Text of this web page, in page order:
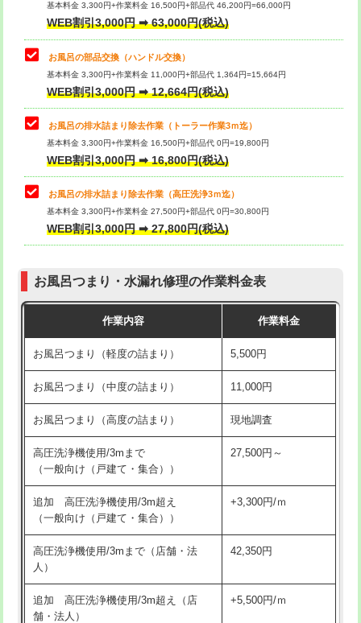
止水・漏水調査・防水処理・清掃・修
理・調整・分解・加工など（重作業）
33,000円
トイレタンク脱着
トイレ便器脱着
タンクレストイレ脱着 33,000円
小便器トイレ脱着
その他部品の脱着 8,800円～
交換・取付（タンク）
交換・取付（普通便座） 11,000円+材料費
交換・取付（温水洗浄便座） 16,500円+材料費
交換・取付(単水栓（壁付・デッキ
式）)
13,200円+材料費
交換・取付(混合水栓（壁付・デッキ
式・ワンホール）)
16,500円+材料費
交換・取付(排水栓・排水トラップ
（P/S/ポップアップ））
22,000円+材料費
交換・取付（その他部品） 11,000円+材料費
持込商品取付（単水栓） 13,200円
持込商品取付（混合水栓）
持込商品取付（浄水器・分岐水栓） 16,500円
基本料金 3,300円+作業料金 16,500円+部品代 46,200円=66,000円
WEB割引3,000円 ➡ 63,000円(税込)
お風呂の部品交換（ハンドル交換）
基本料金 3,300円+作業料金 11,000円+部品代 1,364円=15,664円
WEB割引3,000円 ➡ 12,664円(税込)
お風呂の排水詰まり除去作業（トーラー作業3ｍ迄）
基本料金 3,300円+作業料金 16,500円+部品代 0円=19,800円
WEB割引3,000円 ➡ 16,800円(税込)
お風呂の排水詰まり除去作業（高圧洗浄3ｍ迄）
基本料金 3,300円+作業料金 27,500円+部品代 0円=30,800円
WEB割引3,000円 ➡ 27,800円(税込)
お風呂つまり・水漏れ修理の作業料金表
作業内容 作業料金
お風呂つまり（軽度の詰まり） 5,500円
お風呂つまり（中度の詰まり） 11,000円
お風呂つまり（高度の詰まり） 現地調査
高圧洗浄機使用/3mまで
（一般向け（戸建て・集合））
27,500円～
追加 高圧洗浄機使用/3m超え
（一般向け（戸建て・集合））
+3,300円/ｍ
高圧洗浄機使用/3mまで（店舗・法
人）
42,350円
追加 高圧洗浄機使用/3m超え（店
舗・法人）
+5,500円/ｍ